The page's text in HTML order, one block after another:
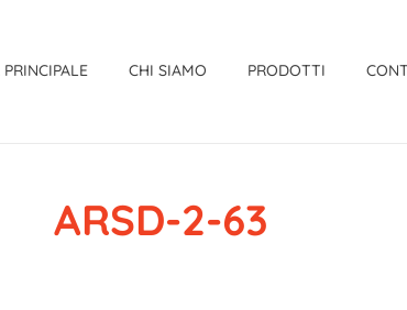
PRINCIPALE CHI SIAMO PRODOTTI
ARSD-2-63